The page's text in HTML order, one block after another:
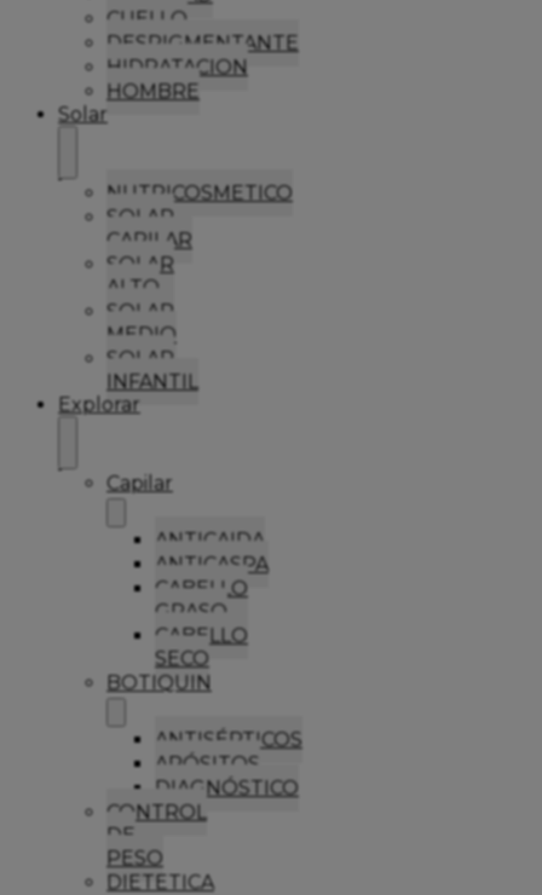
CUELLO
DESPIGMENTANTE
HIDRATACION
HOMBRE
Solar
NUTRICOSMETICO
SOLAR
CAPILAR
SOLAR
ALTO
SOLAR
MEDIO
SOLAR
INFANTIL
Explorar
Capilar
ANTICAIDA
ANTICASPA
CABELLO
GRASO
CABELLO
SECO
BOTIQUIN
ANTISÉPTICOS
APÓSITOS
DIAGNÓSTICO
CONTROL
DE
PESO
DIETETICA